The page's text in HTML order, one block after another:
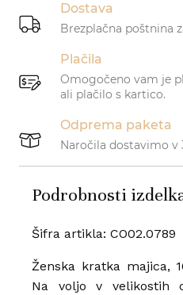
Dostava
Brezplačna poštnina
Plačila
Omogočeno vam je
ali plačilo s kartico.
Odprema paketa
Naročila dostavimo v
Podrobnosti
Šifra artikla: CO02.0789
Ženska kratka majica,
Na voljo v velikostih